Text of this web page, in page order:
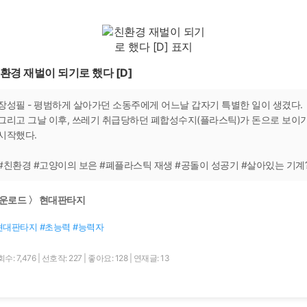
경 재벌이 되기로 했다 [D]
성필 - 평범하게 살아가던 소동주에게 어느날 갑자기 특별한 일이 생겼다.
리고 그날 이후, 쓰레기 취급당하던 폐합성수지(플라스틱)가 돈으로 보이
작했다.
친환경 #고양이의 보은 #폐플라스틱 재생 #공돌이 성공기 #살아있는 기계
로드 〉 현대판타지
대판타지 #초능력 #능력자
수: 7,476 선호작: 227 좋아요: 128 연재글: 13